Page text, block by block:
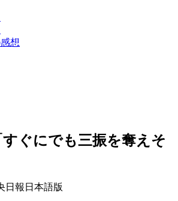
想
ぐにでも三振を奪えそ
日報日本語版